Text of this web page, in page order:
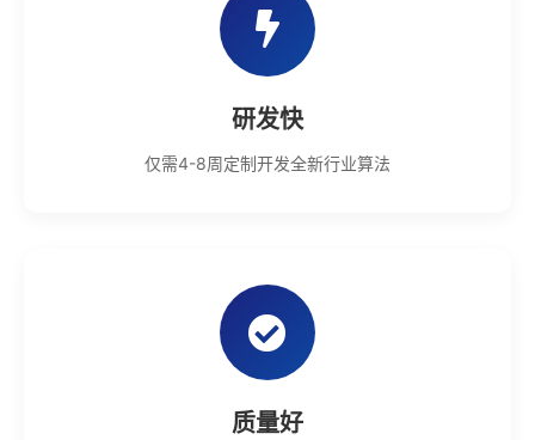
研发快
仅需4-8周定制开发全新行业算法
质量好